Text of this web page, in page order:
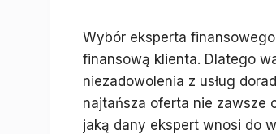
Wybór eksperta
finansową klienta. Dlatego
niezadowolenia z usług
najtańsza oferta nie zawsze
jaką dany ekspert wnosi do